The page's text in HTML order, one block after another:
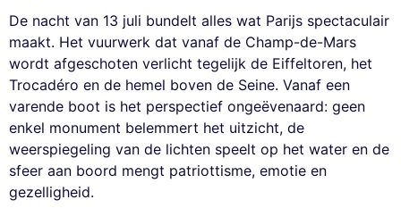
De nacht van 13 juli bundelt alles wat Parijs spectaculair
maakt. Het vuurwerk dat vanaf de Champ-de-Mars
wordt afgeschoten verlicht tegelijk de Eiffeltoren, het
Trocadéro en de hemel boven de Seine. Vanaf een
varende boot is het perspectief ongeëvenaard: geen
enkel monument belemmert het uitzicht, de
weerspiegeling van de lichten speelt op het water en de
sfeer aan boord mengt patriottisme, emotie en
gezelligheid.